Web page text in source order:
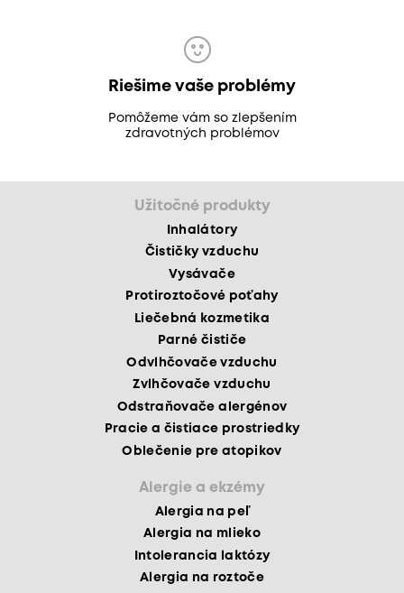
Riešime vaše problémy
Pomôžeme vám so zlepšením
zdravotných problémov
Užitočné produkty
Inhalátory
Čističky vzduchu
Vysávače
Protiroztočové poťahy
Liečebná kozmetika
Parné čističe
Odvlhčovače vzduchu
Zvlhčovače vzduchu
Odstraňovače alergénov
Pracie a čistiace prostriedky
Oblečenie pre atopikov
Alergie a ekzémy
Alergia na peľ
Alergia na mlieko
Intolerancia laktózy
Alergia na roztoče